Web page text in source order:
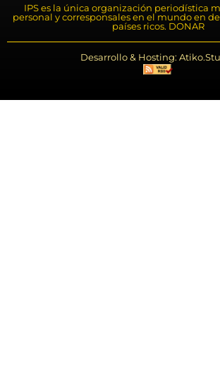
IPS es la única organización periodística
personal y corresponsales en el mundo en
países ricos. DONAR
Desarrollo & Hosting: